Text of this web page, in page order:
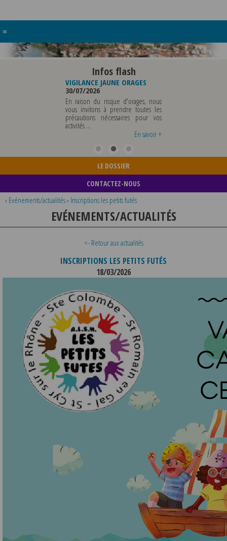
≡
Infos flash
VIGILANCE JAUNE ORAGES
30/07/2026
En raison du risque d'orages, nous
vous invitons à prendre toutes les
précautions nécessaires pour vos
activités ...
En savoir +
VIGILANCE JAUNE PIC DE
29/07/2026
Météo-France a placé
département du Rhône
vigilance jaune ...
LE DOSSIER
CONTACTEZ-NOUS
› Evénements/actualités› Inscriptions les petits futés
EVÉNEMENTS/ACTUALITÉS
<- Retour aux actualités
INSCRIPTIONS LES PETITS FUTÉS
18/03/2026